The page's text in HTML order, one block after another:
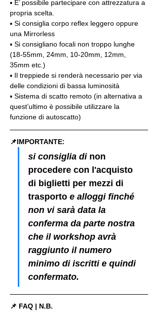
▪️ E’ possibile partecipare con attrezzatura a
propria scelta.
▪️ Si consiglia corpo reflex leggero oppure
una Mirrorless
▪️ Si consigliano focali non troppo lunghe
(18-55mm, 24mm, 10-20mm, 12mm,
35mm etc.)
▪️ Il treppiede si renderà necessario per via
delle condizioni di bassa luminosità
▪️ Sistema di scatto remoto (in alternativa a
quest’ultimo è possibile utilizzare la
funzione di autoscatto)
📌IMPORTANTE:
si consiglia di non
procedere con l'acquisto
di biglietti per mezzi di
trasporto e alloggi finché
non vi sarà data la
conferma da parte nostra
che il workshop avrà
raggiunto il numero
minimo di iscritti e quindi
confermato.
📌 FAQ | N.B.